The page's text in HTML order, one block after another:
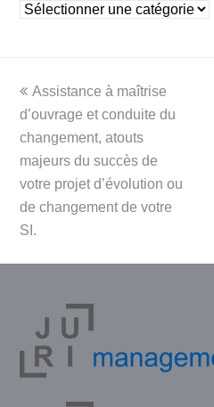
Rubriques
previous
post:
Assistance à maîtrise
d’ouvrage et conduite du
changement, atouts
majeurs du succès de
votre projet d’évolution ou
de changement de votre
SI.